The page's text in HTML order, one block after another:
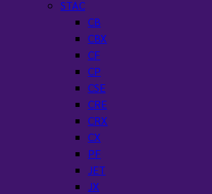
STAC
CB
CBX
CF
CP
CSE
CRE
CRX
CX
PF
JET
JX